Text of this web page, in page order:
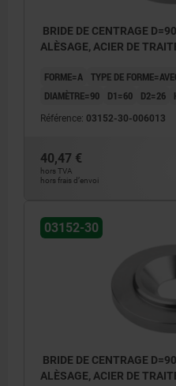
BRIDE DE CENTRAGE
ALÈSAGE, ACIER DE
FORME=A TYPE DE
DIAMÈTRE=90
D1=60 D2=26
Référence: 03152-30-006013
40,47 €
hors TVA
hors frais d’envoi
03152-30
BRIDE DE CENTRAGE
ALÈSAGE, ACIER DE